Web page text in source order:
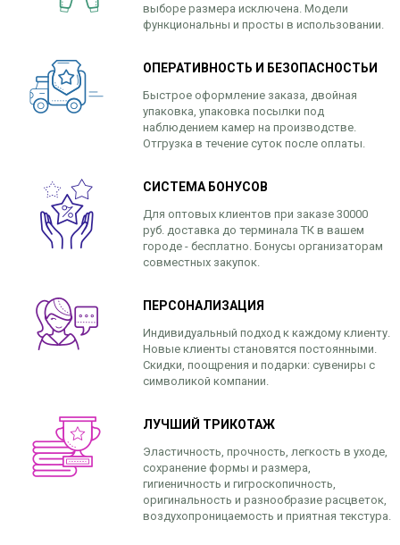
выборе размера исключена. Модели
функциональны и просты в использовании.
ОПЕРАТИВНОСТЬ И БЕЗОПАСНОСТЬИ
Быстрое оформление заказа, двойная
упаковка, упаковка посылки под
наблюдением камер на производстве.
Отгрузка в течение суток после оплаты.
СИСТЕМА БОНУСОВ
Для оптовых клиентов при заказе 30000
руб. доставка до терминала ТК в вашем
городе - бесплатно. Бонусы организаторам
совместных закупок.
ПЕРСОНАЛИЗАЦИЯ
Индивидуальный подход к каждому клиенту.
Новые клиенты становятся постоянными.
Скидки, поощрения и подарки: сувениры с
символикой компании.
ЛУЧШИЙ ТРИКОТАЖ
Эластичность, прочность, легкость в уходе,
сохранение формы и размера,
гигиеничность и гигроскопичность,
оригинальность и разнообразие расцветок,
воздухопроницаемость и приятная текстура.